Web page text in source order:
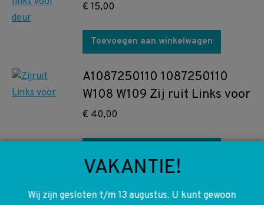
€ 15,00
Toevoegen aan winkelwagen
A1087250110 1087250110
W108 W109 Zij ruit Links voor
€ 40,00
VAKANTIE!
Wij zijn gesloten t/m 13 augustus. U kunt gewoon